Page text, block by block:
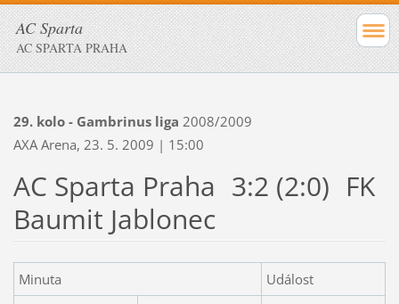
AC Sparta
AC SPARTA PRAHA
29. kolo - Gambrinus liga 2008/2009
AXA Arena, 23. 5. 2009 | 15:00
AC Sparta Praha 3:2 (2:0) FK
Baumit Jablonec
Minuta Událost